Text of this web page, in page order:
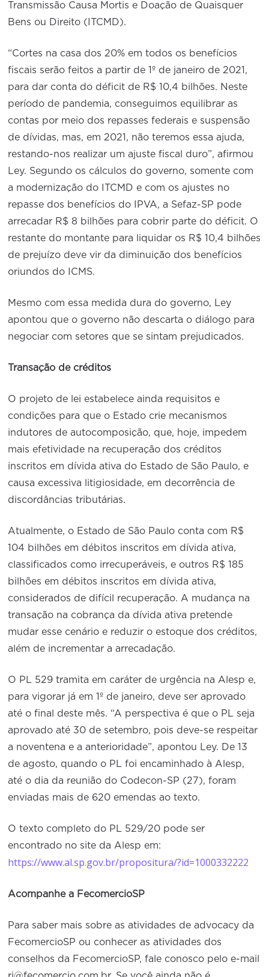
Transmissão Causa Mortis e Doação de Quaisquer
Bens ou Direito (ITCMD).
“Cortes na casa dos 20% em todos os benefícios
fiscais serão feitos a partir de 1º de janeiro de 2021,
para dar conta do déficit de R$ 10,4 bilhões. Neste
período de pandemia, conseguimos equilibrar as
contas por meio dos repasses federais e suspensão
de dívidas, mas, em 2021, não teremos essa ajuda,
restando-nos realizar um ajuste fiscal duro”, afirmou
Ley. Segundo os cálculos do governo, somente com
a modernização do ITCMD e com os ajustes no
repasse dos benefícios do IPVA, a Sefaz-SP pode
arrecadar R$ 8 bilhões para cobrir parte do déficit. O
restante do montante para liquidar os R$ 10,4 bilhões
de prejuízo deve vir da diminuição dos benefícios
oriundos do ICMS.
Mesmo com essa medida dura do governo, Ley
apontou que o governo não descarta o diálogo para
negociar com setores que se sintam prejudicados.
Transação de créditos
O projeto de lei estabelece ainda requisitos e
condições para que o Estado crie mecanismos
indutores de autocomposição, que, hoje, impedem
mais efetividade na recuperação dos créditos
inscritos em dívida ativa do Estado de São Paulo, e
causa excessiva litigiosidade, em decorrência de
discordâncias tributárias.
Atualmente, o Estado de São Paulo conta com R$
104 bilhões em débitos inscritos em dívida ativa,
classificados como irrecuperáveis, e outros R$ 185
bilhões em débitos inscritos em dívida ativa,
considerados de difícil recuperação. A mudança na
transação na cobrança da dívida ativa pretende
mudar esse cenário e reduzir o estoque dos créditos,
além de incrementar a arrecadação.
O PL 529 tramita em caráter de urgência na Alesp e,
para vigorar já em 1º de janeiro, deve ser aprovado
até o final deste mês. “A perspectiva é que o PL seja
aprovado até 30 de setembro, pois deve-se respeitar
a noventena e a anterioridade”, apontou Ley. De 13
de agosto, quando o PL foi encaminhado à Alesp,
até o dia da reunião do Codecon-SP (27), foram
enviadas mais de 620 emendas ao texto.
O texto completo do PL 529/20 pode ser
encontrado no site da Alesp em:
https://www.al.sp.gov.br/propositura/?id=1000332222
Acompanhe a FecomercioSP
Para saber mais sobre as atividades de advocacy da
FecomercioSP ou conhecer as atividades dos
conselhos da FecomercioSP, fale conosco pelo e-mail